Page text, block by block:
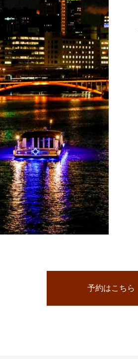
予約はこちら